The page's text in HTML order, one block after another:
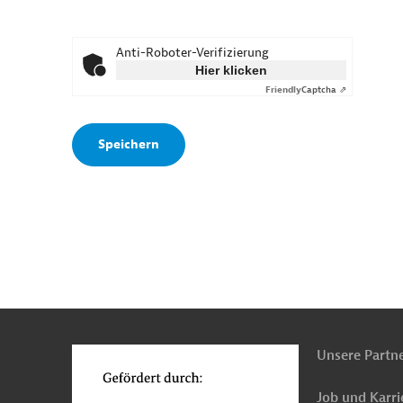
Anti-Roboter-Verifizierung
Hier klicken
FriendlyCaptcha ⇗
Unsere
Job und